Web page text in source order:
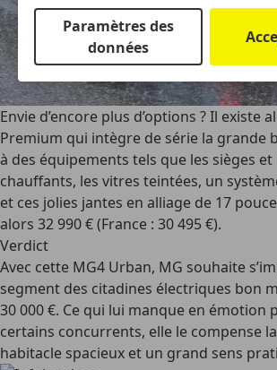
Envie d’encore plus d’options ? Il existe
Premium qui intègre de série la grande
à des équipements tels que les sièges
chauffants, les vitres teintées, un
et ces jolies jantes en alliage de 17
alors 32 990 € (France : 30 495 €).
Verdict
Avec cette MG4 Urban, MG souhaite
segment des citadines électriques bon
30 000 €. Ce qui lui manque en émotion
certains concurrents, elle le compense
habitacle spacieux et un grand sens
Paramètres des
données